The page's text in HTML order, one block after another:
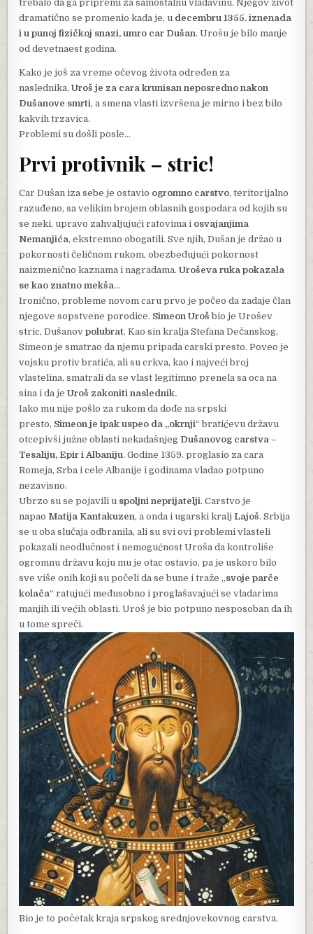
trebalo da ga pripremi za samostalnu vladavinu. Njegov život
dramatično se promenio kada je, u decembru 1355. iznenada
i u punoj fizičkoj snazi, umro car Dušan. Urošu je bilo manje
od devetnaest godina.
Kako je još za vreme očevog života određen za
naslednika,Uroš je za cara krunisan neposredno nakon
Dušanove smrti, a smena vlasti izvršena je mirno i bez bilo
kakvih trzavica.
Problemi su došli posle…
Prvi protivnik – stric!
Car Dušan iza sebe je ostavio ogromno carstvo, teritorijalno
razuđeno, sa velikim brojem oblasnih gospodara od kojih su
se neki, upravo zahvaljujući ratovima i osvajanjima
Nemanjića, ekstremno obogatili. Sve njih, Dušan je držao u
pokornosti čeličnom rukom, obezbeđujući pokornost
naizmenično kaznama i nagradama.Uroševa ruka pokazala
se kao znatno mekša…
Ironično, probleme novom caru prvo je počeo da zadaje član
njegove sopstvene porodice. Simeon Uroš bio je Urošev
stric, Dušanovpolubrat. Kao sin kralja Stefana Dečanskog,
Simeon je smatrao da njemu pripada carski presto. Poveo je
vojsku protiv bratića, ali su crkva, kao i najveći broj
vlastelina, smatrali da se vlast legitimno prenela sa oca na
sina i da jeUroš zakoniti naslednik.
Iako mu nije pošlo za rukom da dođe na srpski
presto, Simeon je ipak uspeo da „okrnji“ bratićevu državu
otcepivši južne oblasti nekadašnjeg Dušanovog carstva –
Tesaliju, Epir i Albaniju. Godine 1359. proglasio za cara
Romeja, Srba i cele Albanije i godinama vladao potpuno
nezavisno.
Ubrzo su se pojavili u spoljni neprijatelji. Carstvo je
napao Matija Kantakuzen, a onda i ugarski kraljLajoš. Srbija
se u oba slučaja odbranila, ali su svi ovi problemi vlasteli
pokazali neodlučnost i nemogućnost Uroša da kontroliše
ogromnu državu koju mu je otac ostavio, pa je uskoro bilo
sve više onih koji su počeli da se bune i traže „svoje parče
kolača“ ratujući međusobno i proglašavajući se vladarima
manjih ili većih oblasti. Uroš je bio potpuno nesposoban da ih
u tome spreči.
Bio je to početak kraja srpskog srednjovekovnog carstva.